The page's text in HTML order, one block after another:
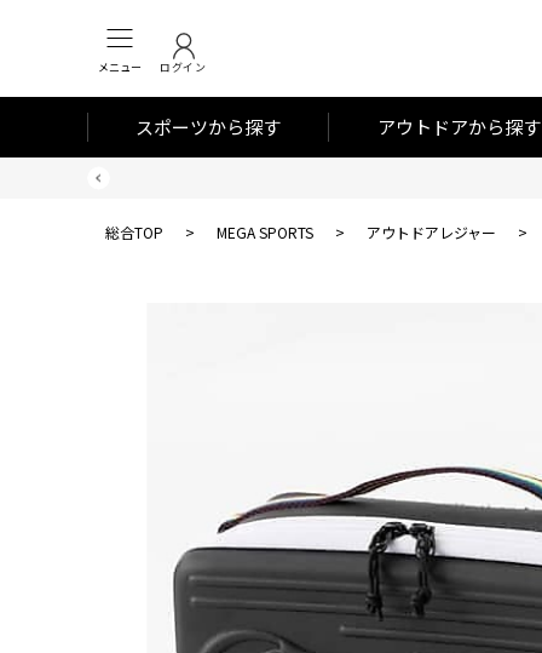
メニュー ログイン
スポーツから探す アウトドアから探す
総合TOP > MEGA SPORTS > アウトドアレジャー >